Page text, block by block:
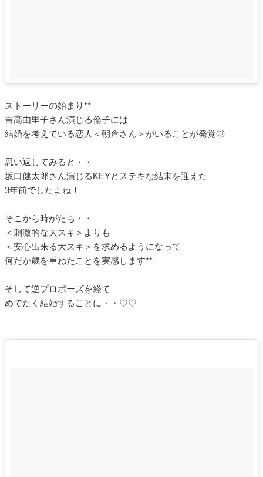
ストーリーの始まり**
吉高由里子さん演じる倫子には
結婚を考えている恋人＜朝倉さん＞がいることが発覚◎
思い返してみると・・
坂口健太郎さん演じるKEYとステキな結末を迎えた
3年前でしたよね！
そこから時がたち・・
＜刺激的な大スキ＞よりも
＜安心出来る大スキ＞を求めるようになって
何だか歳を重ねたことを実感します**
そして逆プロポーズを経て
めでたく結婚することに・・♡♡